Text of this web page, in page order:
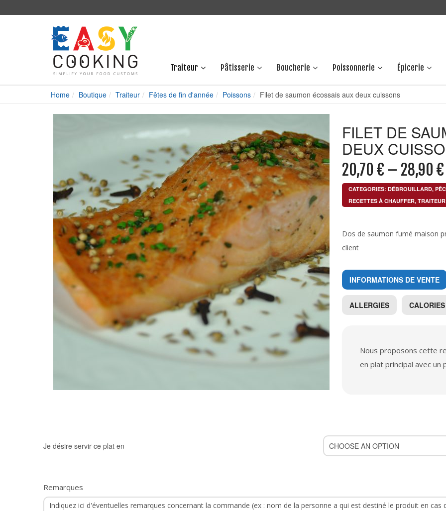
Traiteur Pâtisserie Boucherie Poissonnerie Épicerie
Home Boutique Traiteur Fêtes de fin d'année Poissons Filet de saumon écossais aux deux cuissons
FILET DE
DEUX
20,70 € – 28,90 €
CATEGORIES: DÉBROUILLARD,
RECETTES À CHAUFFER, TRAITEUR
Dos de saumon fumé maison
client
INFORMATIONS DE VENTE
ALLERGIES CALORIES
Nous proposons cette
en plat principal avec
Je désire servir ce plat en
Remarques